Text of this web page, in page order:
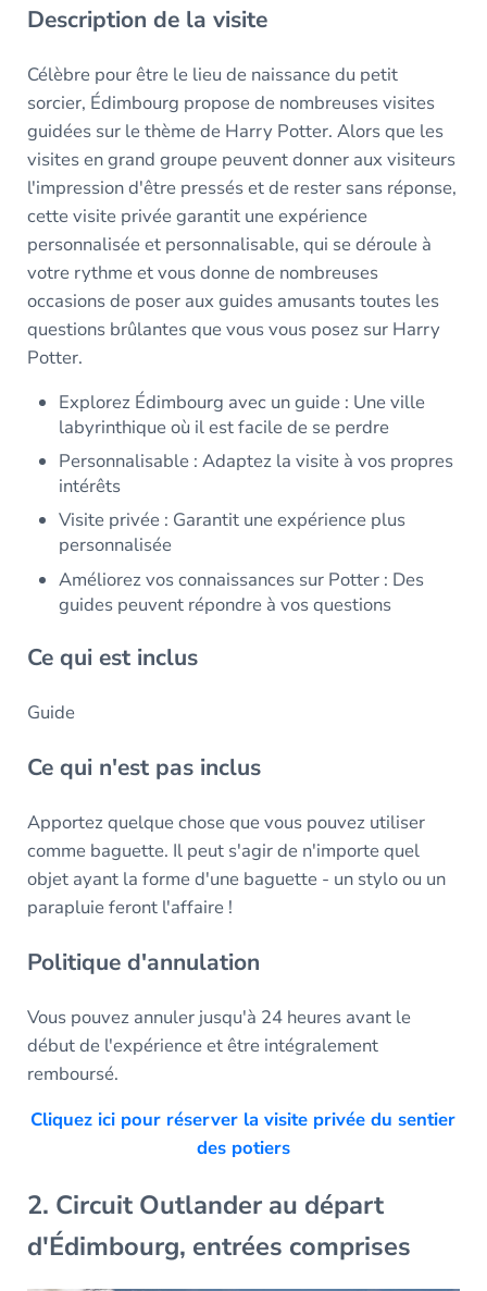
Description de la visite
Célèbre pour être le lieu de naissance du petit
sorcier, Édimbourg propose de nombreuses visites
guidées sur le thème de Harry Potter. Alors que les
visites en grand groupe peuvent donner aux visiteurs
l'impression d'être pressés et de rester sans réponse,
cette visite privée garantit une expérience
personnalisée et personnalisable, qui se déroule à
votre rythme et vous donne de nombreuses
occasions de poser aux guides amusants toutes les
questions brûlantes que vous vous posez sur Harry
Potter.
Explorez Édimbourg avec un guide : Une ville
labyrinthique où il est facile de se perdre
Personnalisable : Adaptez la visite à vos propres
intérêts
Visite privée : Garantit une expérience plus
personnalisée
Améliorez vos connaissances sur Potter : Des
guides peuvent répondre à vos questions
Ce qui est inclus
Guide
Ce qui n'est pas inclus
Apportez quelque chose que vous pouvez utiliser
comme baguette. Il peut s'agir de n'importe quel
objet ayant la forme d'une baguette - un stylo ou un
parapluie feront l'affaire !
Politique d'annulation
Vous pouvez annuler jusqu'à 24 heures avant le
début de l'expérience et être intégralement
remboursé.
Cliquez ici pour réserver la visite privée du sentier
des potiers
2. Circuit Outlander au départ
d'Édimbourg, entrées comprises